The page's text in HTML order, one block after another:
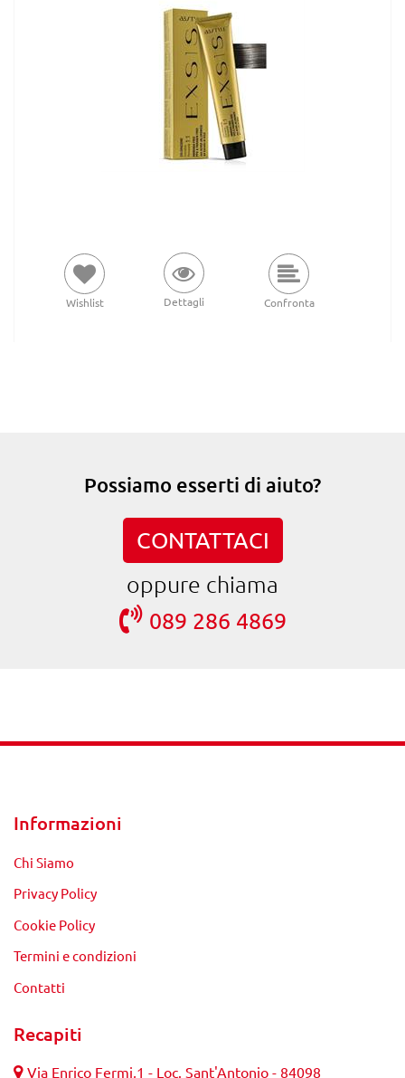
Wishlist Dettagli Confronta
Possiamo esserti di aiuto?
CONTATTACI
oppure chiama
089 286 4869
Informazioni
Chi Siamo
Privacy Policy
Cookie Policy
Termini e condizioni
Contatti
Recapiti
Via Enrico Fermi,1 - Loc. Sant'Antonio - 84098